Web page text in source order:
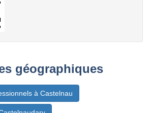
géographiques
à Castelnau